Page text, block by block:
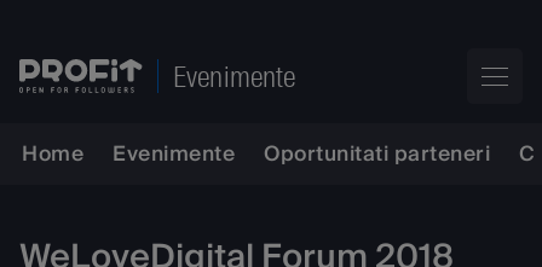
Evenimente
Home Evenimente Oportunitati parteneri